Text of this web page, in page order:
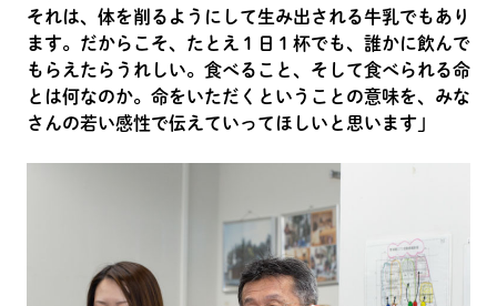
それは、体を削るようにして生み出される牛乳でもあり
ます。だからこそ、たとえ１日１杯でも、誰かに飲んで
もらえたらうれしい。食べること、そして食べられる命
とは何なのか。命をいただくということの意味を、みな
さんの若い感性で伝えていってほしいと思います」